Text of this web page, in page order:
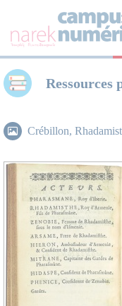
Ressources
Crébillon,